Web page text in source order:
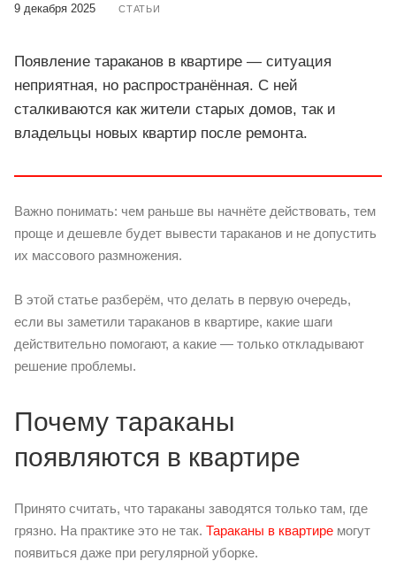
9 декабря 2025 СТАТЬИ
Появление тараканов в квартире — ситуация
неприятная, но распространённая. С ней
сталкиваются как жители старых домов, так и
владельцы новых квартир после ремонта.
Важно понимать: чем раньше вы начнёте действовать, тем
проще и дешевле будет вывести тараканов и не допустить
их массового размножения.
В этой статье разберём, что делать в первую очередь,
если вы заметили тараканов в квартире, какие шаги
действительно помогают, а какие — только откладывают
решение проблемы.
Почему тараканы
появляются в квартире
Принято считать, что тараканы заводятся только там, где
грязно. На практике это не так. Тараканы в квартире могут
появиться даже при регулярной уборке.